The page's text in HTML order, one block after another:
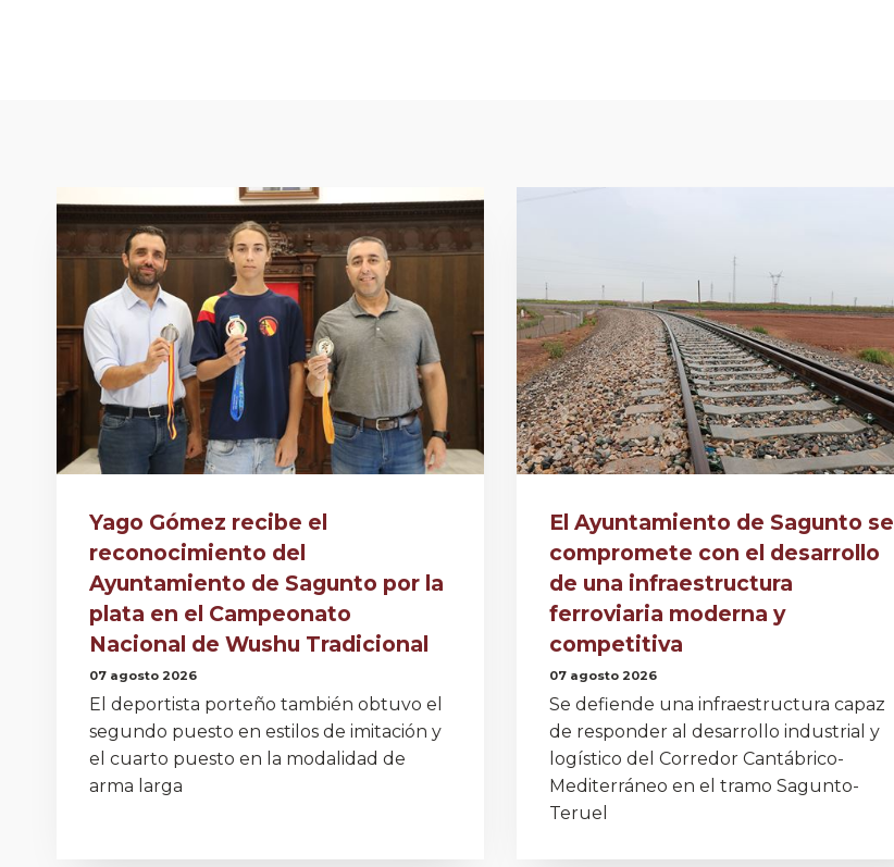
Yago Gómez recibe el
reconocimiento del
Ayuntamiento de Sagunto por la
plata en el Campeonato
Nacional de Wushu Tradicional
07 agosto 2026
El deportista porteño también obtuvo el
segundo puesto en estilos de imitación y
el cuarto puesto en la modalidad de
arma larga
El Ayuntamiento de Sagunto se
compromete con el desarrollo
de una infraestructura
ferroviaria moderna y
competitiva
07 agosto 2026
Se defiende una infraestructura capaz
de responder al desarrollo industrial y
logístico del Corredor Cantábrico-
Mediterráneo en el tramo Sagunto-
Teruel